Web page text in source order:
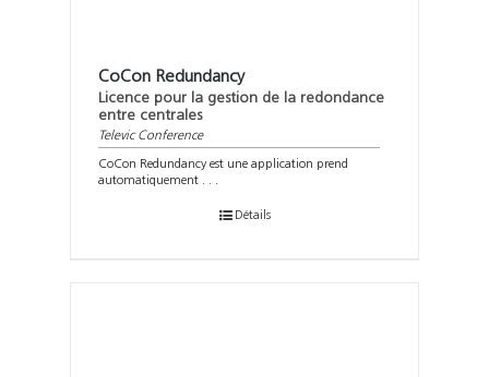
CoCon Redundancy
Licence pour la gestion de la redondance
entre centrales
Televic Conference
CoCon Redundancy est une application prend
automatiquement . . .
Détails